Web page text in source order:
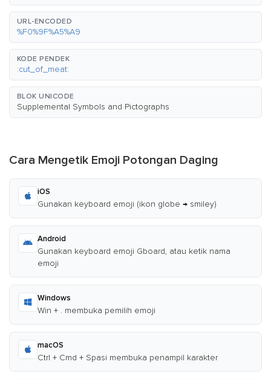
URL-ENCODED
%F0%9F%A5%A9
KODE PENDEK
:cut_of_meat:
BLOK UNICODE
Supplemental Symbols and Pictographs
Cara Mengetik Emoji Potongan Daging
iOS
Gunakan keyboard emoji (ikon globe → smiley)
Android
Gunakan keyboard emoji Gboard, atau ketik nama
emoji
Windows
Win + . membuka pemilih emoji
macOS
Ctrl + Cmd + Spasi membuka penampil karakter